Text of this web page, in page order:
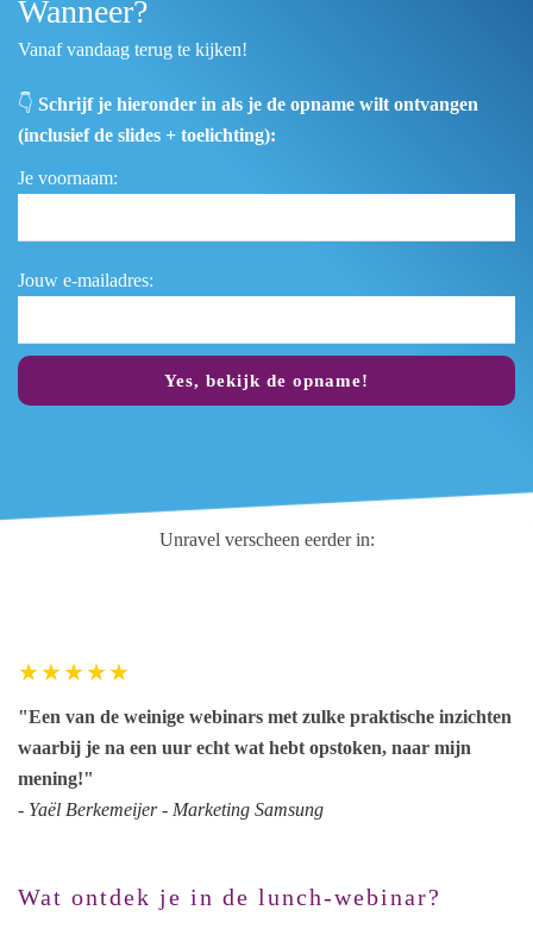
Wanneer?
Vanaf vandaag terug te kijken!
👇 Schrijf je hieronder in als je de opname wilt ontvangen
(inclusief de slides + toelichting):
Je voornaam:
Jouw e-mailadres:
Yes, bekijk de opname!
Unravel verscheen eerder in:
"Een van de weinige webinars met zulke praktische inzichten
waarbij je na een uur echt wat hebt opstoken, naar mijn
mening!"
- Yaël Berkemeijer - Marketing Samsung
Wat ontdek je in de lunch-webinar?